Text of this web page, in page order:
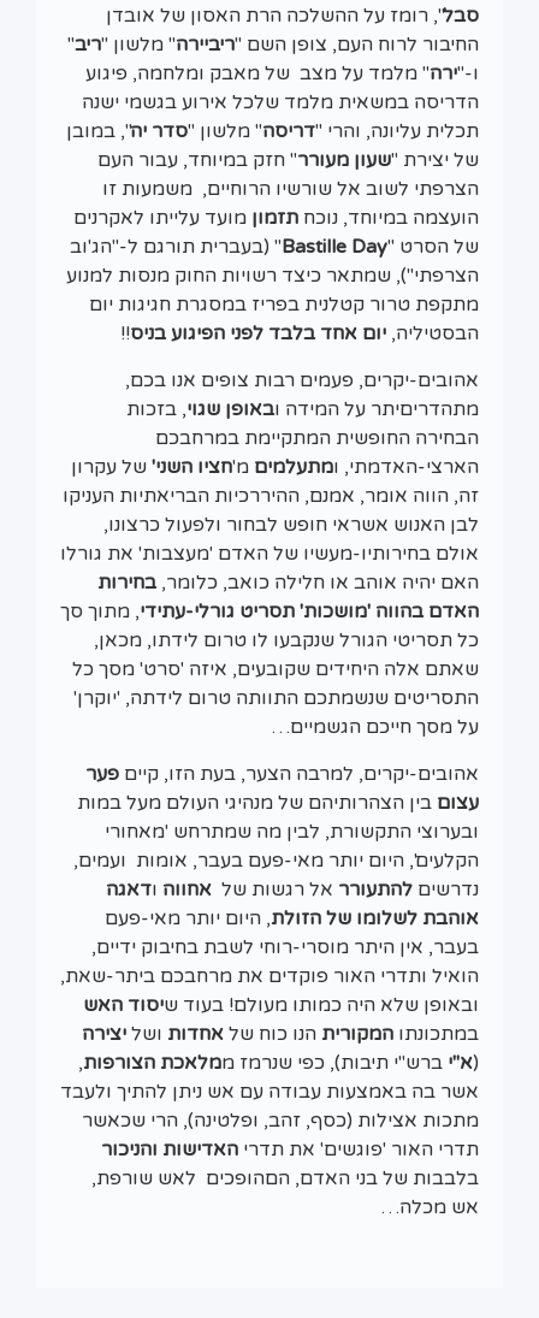
סבל", רומז על ההשלכה הרת האסון של אובדן
החיבור לרוח העם, צופן השם "ריביירה" מלשון "ריב"
ו-"ירה" מלמד על מצב של מאבק ומלחמה, פיגוע
הדריסה במשאית מלמד שלכל אירוע בגשמי ישנה
תכלית עליונה, והרי "דריסה" מלשון "סדר יה", במובן
של יצירת "שעון מעורר" חזק במיוחד, עבור העם
הצרפתי לשוב אל שורשיו הרוחיים, משמעות זו
הועצמה במיוחד, נוכח תזמון מועד עלייתו לאקרנים
של הסרט "Bastille Day" (בעברית תורגם ל-"הג'וב
הצרפתי"), שמתאר כיצד רשויות החוק מנסות למנוע
מתקפת טרור קטלנית בפריז במסגרת חגיגות יום
הבסטיליה, יום אחד בלבד לפני הפיגוע בניס!!
אהובים-יקרים, פעמים רבות צופים אנו בכם,
מתהדריםיתר על המידה ובאופן שגוי, בזכות
הבחירה החופשית המתקיימת במרחבכם
הארצי-האדמתי, ומתעלמים מ'חציו השני' של עקרון
זה, הווה אומר, אמנם, ההיררכיות הבריאתיות העניקו
לבן האנוש אשראי חופש לבחור ולפעול כרצונו,
אולם בחירותיו-מעשיו של האדם 'מעצבות' את גורלו
האם יהיה אוהב או חלילה כואב, כלומר,בחירות
האדם בהווה 'מושכות' תסריט גורלי-עתידי, מתוך סך
כל תסריטי הגורל שנקבעו לו טרום לידתו, מכאן,
שאתם אלה היחידים שקובעים, איזה 'סרט' מסך כל
התסריטים שנשמתכם התוותה טרום לידתה, 'יוקרן'
על מסך חייכם הגשמיים…
אהובים-יקרים, למרבה הצער, בעת הזו, קיים פער
עצום בין הצהרותיהם של מנהיגי העולם מעל במות
ובערוצי התקשורת, לבין מה שמתרחש 'מאחורי
הקלעים', היום יותר מאי-פעם בעבר, אומות ועמים,
נדרשים להתעורר אל רגשות של אחווה ודאגה
אוהבת לשלומו של הזולת, היום יותר מאי-פעם
בעבר, אין היתר מוסרי-רוחי לשבת בחיבוק ידיים,
הואיל ותדרי האור פוקדים את מרחבכם ביתר-שאת,
ובאופן שלא היה כמותו מעולם! בעוד שיסוד האש
במתכונתו המקורית הנו כוח של אחדות ושל יצירה
(א"י ברש"י תיבות), כפי שנרמז ממלאכת הצורפות,
אשר בה באמצעות עבודה עם אש ניתן להתיך ולעבד
מתכות אצילות (כסף, זהב, ופלטינה), הרי שכאשר
תדרי האור 'פוגשים' את תדרי האדישות והניכור
בלבבות של בני האדם, הםהופכים לאש שורפת,
אש מכלה…